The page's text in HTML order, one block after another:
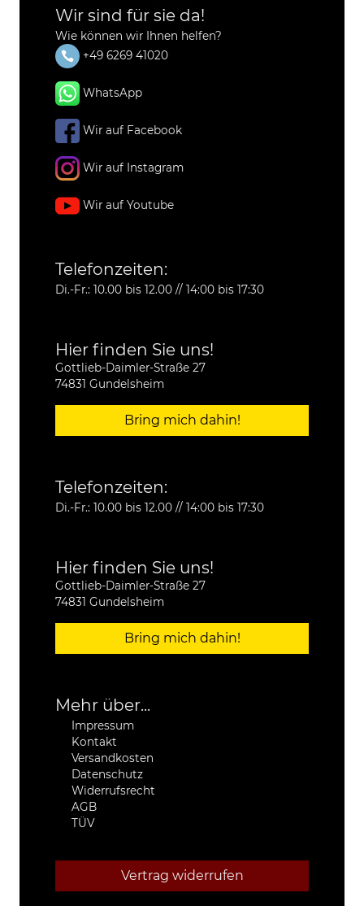
Wir sind für sie da!
Wie können wir Ihnen helfen?
+49 6269 41020
WhatsApp
Wir auf Facebook
Wir auf Instagram
Wir auf Youtube
Telefonzeiten:
Di.-Fr.: 10.00 bis 12.00 // 14:00 bis 17:30
Hier finden Sie uns!
Gottlieb-Daimler-Straße 27
74831 Gundelsheim
Bring mich dahin!
Telefonzeiten:
Di.-Fr.: 10.00 bis 12.00 // 14:00 bis 17:30
Hier finden Sie uns!
Gottlieb-Daimler-Straße 27
74831 Gundelsheim
Bring mich dahin!
Mehr über...
Impressum
Kontakt
Versandkosten
Datenschutz
Widerrufsrecht
AGB
TÜV
Vertrag widerrufen